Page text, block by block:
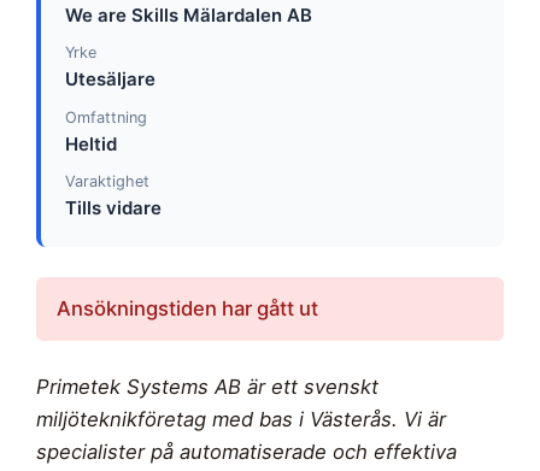
We are Skills Mälardalen AB
Yrke
Utesäljare
Omfattning
Heltid
Varaktighet
Tills vidare
Ansökningstiden har gått ut
Primetek Systems AB är ett svenskt
miljöteknikföretag med bas i Västerås. Vi är
specialister på automatiserade och effektiva